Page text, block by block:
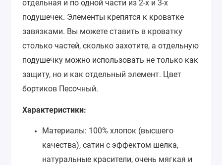
отдельная и по одной части из 2-х и 3-х
подушечек. Элементы крепятся к кроватке
завязками. Вы можете ставить в кроватку
столько частей, сколько захотите, а отдельную
подушечку можно использовать не только как
защиту, но и как отдельный элемент. Цвет
бортиков Песочный.
Характеристики:
Материалы: 100% хлопок (высшего
качества), сатин с эффектом шелка,
натуральные красители, очень мягкая и